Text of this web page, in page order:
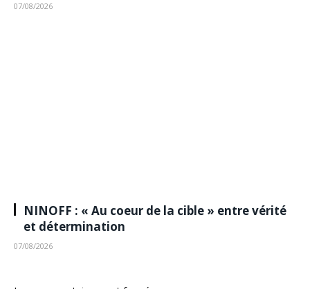
07/08/2026
NINOFF : « Au coeur de la cible » entre vérité
et détermination
07/08/2026